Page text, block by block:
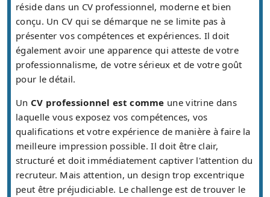
réside dans un CV professionnel, moderne et bien
conçu. Un CV qui se démarque ne se limite pas à
présenter vos compétences et expériences. Il doit
également avoir une apparence qui atteste de votre
professionnalisme, de votre sérieux et de votre goût
pour le détail.
Un CV professionnel est comme une vitrine dans
laquelle vous exposez vos compétences, vos
qualifications et votre expérience de manière à faire la
meilleure impression possible. Il doit être clair,
structuré et doit immédiatement captiver l'attention du
recruteur. Mais attention, un design trop excentrique
peut être préjudiciable. Le challenge est de trouver le